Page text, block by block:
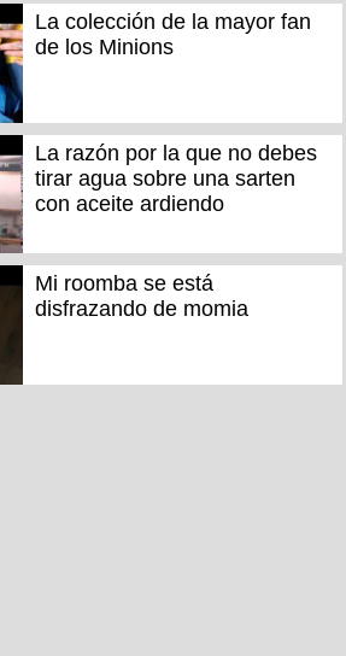
La colección de la mayor fan
de los Minions
La razón por la que no debes
tirar agua sobre una sarten
con aceite ardiendo
Mi roomba se está
disfrazando de momia